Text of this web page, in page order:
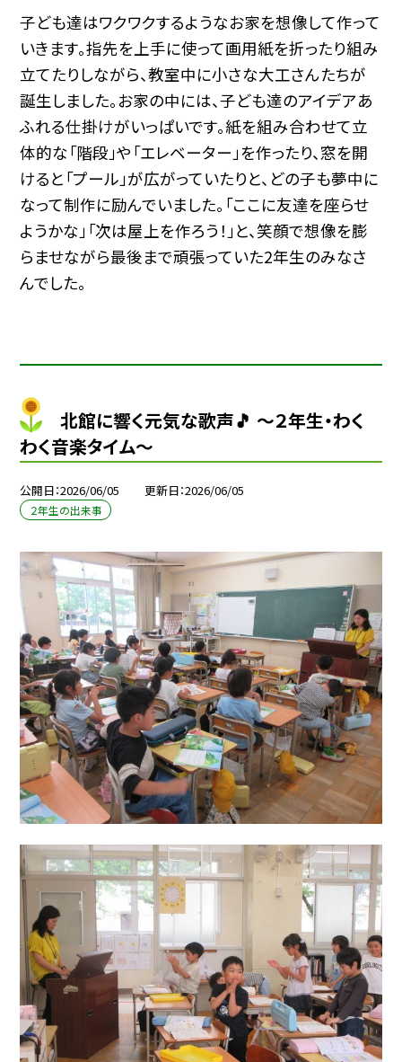
子ども達はワクワクするようなお家を想像して作って
いきます。指先を上手に使って画用紙を折ったり組み
立てたりしながら、教室中に小さな大工さんたちが
誕生しました。お家の中には、子ども達のアイデアあ
ふれる仕掛けがいっぱいです。紙を組み合わせて立
体的な「階段」や「エレベーター」を作ったり、窓を開
けると「プール」が広がっていたりと、どの子も夢中に
なって制作に励んでいました。「ここに友達を座らせ
ようかな」「次は屋上を作ろう！」と、笑顔で想像を膨
らませながら最後まで頑張っていた2年生のみなさ
んでした。
北館に響く元気な歌声🎵 ～２年生・わく
わく音楽タイム～
公開日 2026/06/05 更新日 2026/06/05
２年生の出来事